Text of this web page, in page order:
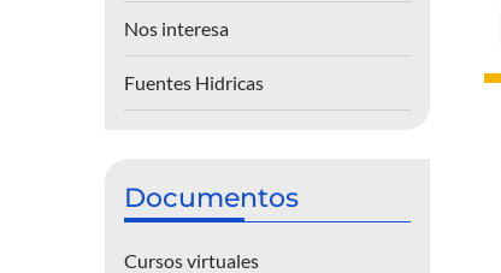
Nos interesa
Fuentes Hidricas
Documentos
Cursos virtuales